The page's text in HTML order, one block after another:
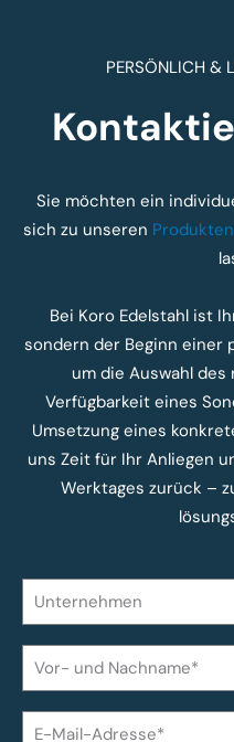
PERSÖNLICH &
Sie möchten ein
sich zu unseren
Bei Koro Edelstahl ist
sondern der Beginn einer
um die Auswahl
Verfügbarkeit eines
Umsetzung eines
uns Zeit für Ihr Anliegen
Werktages zurück –